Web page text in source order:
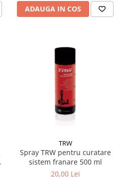
ADAUGA IN COS
TRW
Spray TRW pentru curatare
sistem franare 500 ml
20,00 Lei